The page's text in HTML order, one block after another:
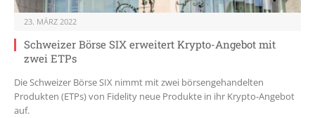
23. MÄRZ 2022
Schweizer Börse SIX erweitert Krypto-Angebot mit
zwei ETPs
Die Schweizer Börse SIX nimmt mit zwei börsengehandelten
Produkten (ETPs) von Fidelity neue Produkte in ihr Krypto-Angebot
auf.